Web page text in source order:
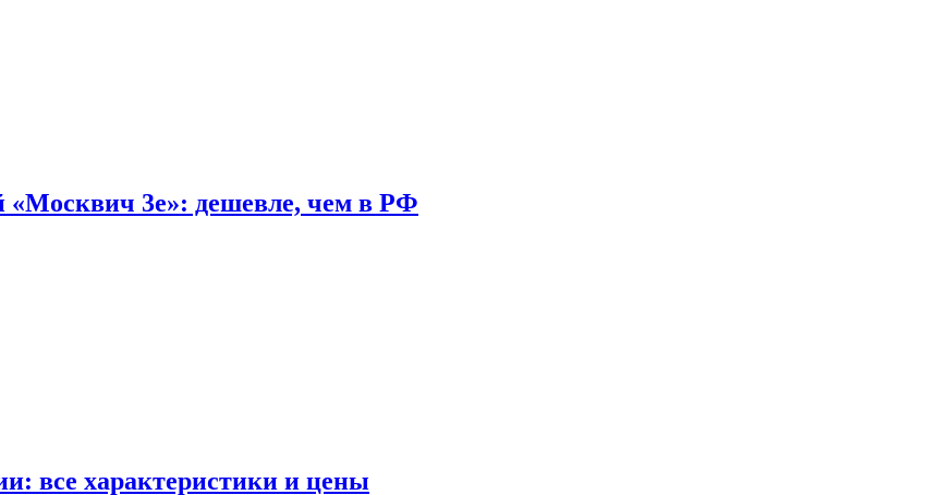
«Москвич 3e»: дешевле, чем в РФ
все характеристики и цены